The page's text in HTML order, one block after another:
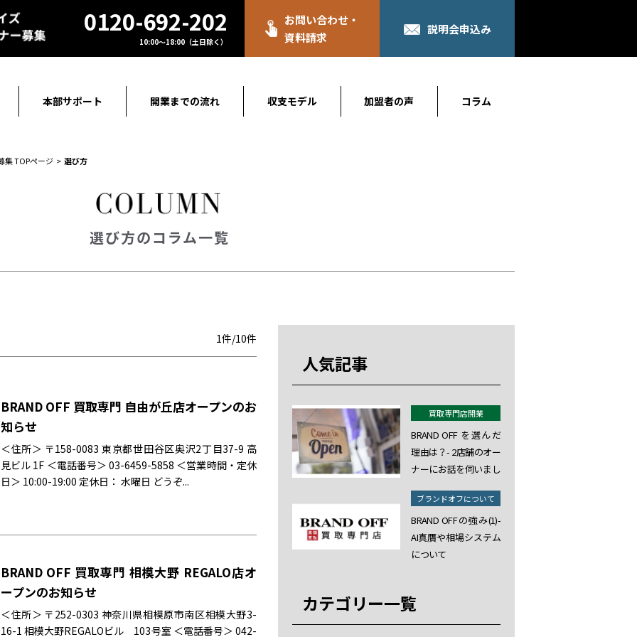
0120-692-202
10:00～18:00（土日除く）
お問い合わせ・
資料請求
説明会申込み
本部サポート 開業までの流れ 収支モデル 加盟者の声 コラム
集 TOPページ 選び方
選び方のコラム一覧
1件/10件
BRAND OFF 買取専門 自由が丘店オープンのお
知らせ
＜住所＞ 〒158-0083 東京都世田谷区奥沢2丁目37-9 高
見ビル 1F ＜電話番号＞ 03-6459-5858 ＜営業時間・定休
日＞ 10:00-19:00 定休日： 水曜日 どうぞ...
BRAND OFF 買取専門 相模大野 REGALO店オ
ープンのお知らせ
＜住所＞ 〒252-0303 神奈川県相模原市南区相模大野3-
16-1 相模大野REGALOビル 103号室 ＜電話番号＞ 042-
人気記事
買取専門店開業
BRAND OFF を選んだ
理由は？- 2店舗のオー
ナーにお話を伺いまし
ブランドオフについて
BRAND OFFの強み(1)-
AI真贋や相場システム
について
カテゴリー一覧